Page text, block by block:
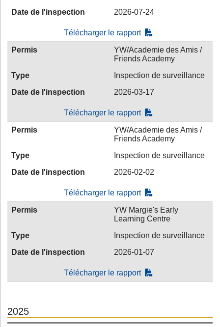
Date de l'inspection
2026-07-24
Télécharger le rapport
Permis
YW/Academie des Amis /
Friends Academy
Type
Inspection de surveillance
Date de l'inspection
2026-03-17
Télécharger le rapport
Permis
YW/Academie des Amis /
Friends Academy
Type
Inspection de surveillance
Date de l'inspection
2026-02-02
Télécharger le rapport
Permis
YW Margie's Early
Learning Centre
Type
Inspection de surveillance
Date de l'inspection
2026-01-07
Télécharger le rapport
2025